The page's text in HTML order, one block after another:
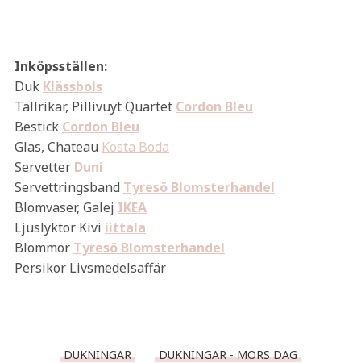
Inköpsställen:
Duk Klässbols
Tallrikar, Pillivuyt Quartet Cordon Bleu
Bestick Cordon Bleu
Glas, Chateau Kosta Boda
Servetter Duni
Servettringsband Tyresö Blomsterhandel
Blomvaser, Galej IKEA
Ljuslyktor Kivi iittala
Blommor Tyresö Blomsterhandel
Persikor Livsmedelsaffär
DUKNINGAR DUKNINGAR - MORS DAG